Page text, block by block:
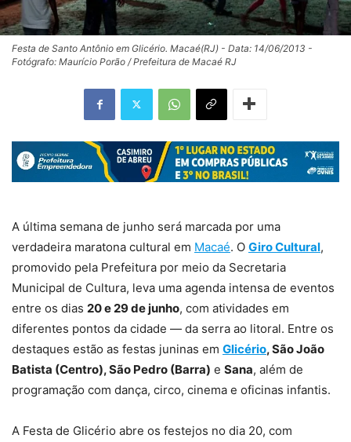
Festa de Santo Antônio em Glicério. Macaé(RJ) - Data: 14/06/2013 -
Fotógrafo: Maurício Porão / Prefeitura de Macaé RJ
A última semana de junho será marcada por uma
verdadeira maratona cultural em Macaé. O Giro Cultural,
promovido pela Prefeitura por meio da Secretaria
Municipal de Cultura, leva uma agenda intensa de eventos
entre os dias 20 e 29 de junho, com atividades em
diferentes pontos da cidade — da serra ao litoral. Entre os
destaques estão as festas juninas em Glicério, São João
Batista (Centro), São Pedro (Barra) e Sana, além de
programação com dança, circo, cinema e oficinas infantis.
A Festa de Glicério abre os festejos no dia 20, com